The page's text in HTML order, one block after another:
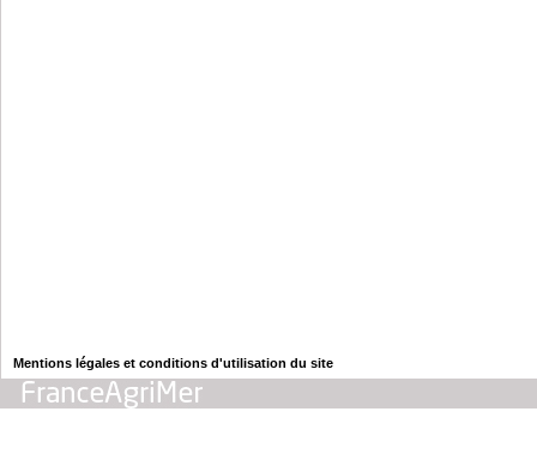
Mentions légales et conditions d'utilisation du site